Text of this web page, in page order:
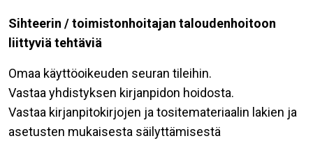
Sihteerin / toimistonhoitajan taloudenhoitoon
liittyviä tehtäviä
Omaa käyttöoikeuden seuran tileihin.
Vastaa yhdistyksen kirjanpidon hoidosta.
Vastaa kirjanpitokirjojen ja tositemateriaalin lakien ja
asetusten mukaisesta säilyttämisestä